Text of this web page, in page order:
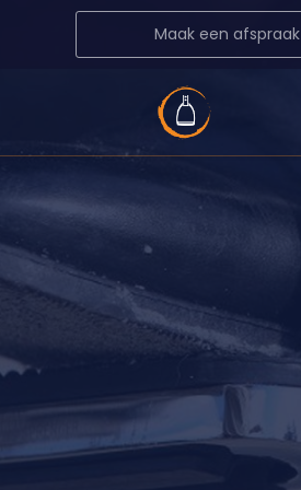
Maak een afspraak